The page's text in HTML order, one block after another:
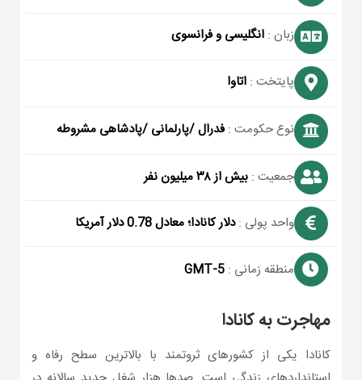
زبان :انگلیسی و فرانسوی
پایتخت :اتاوا
نوع حکومت :فدرال /پارلمانی /پادشاهی مشروطه
جمعیت :بیش از ۳۸ میلیون نفر
واحد پولی :دلار کانادا؛ معادل 0.78 دلار آمریکا
منطقه زمانی :GMT-5
مهاجرت به کانادا
کانادا یکی از کشورهای ثروتمند با بالاترین سطح رفاه و